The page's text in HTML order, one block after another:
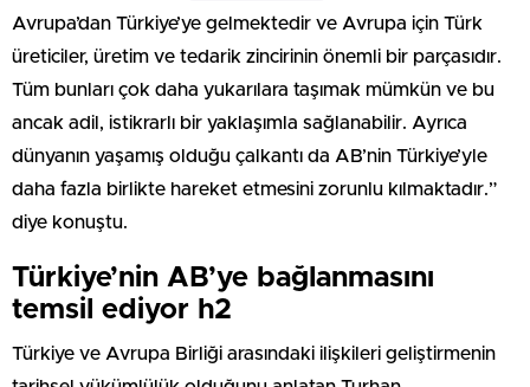
Avrupa’dan Türkiye’ye gelmektedir ve Avrupa için Türk
üreticiler, üretim ve tedarik zincirinin önemli bir parçasıdır.
Tüm bunları çok daha yukarılara taşımak mümkün ve bu
ancak adil, istikrarlı bir yaklaşımla sağlanabilir. Ayrıca
dünyanın yaşamış olduğu çalkantı da AB’nin Türkiye’yle
daha fazla birlikte hareket etmesini zorunlu kılmaktadır.”
diye konuştu.
Türkiye’nin AB’ye bağlanmasını
temsil ediyor h2
Türkiye ve Avrupa Birliği arasındaki ilişkileri geliştirmenin